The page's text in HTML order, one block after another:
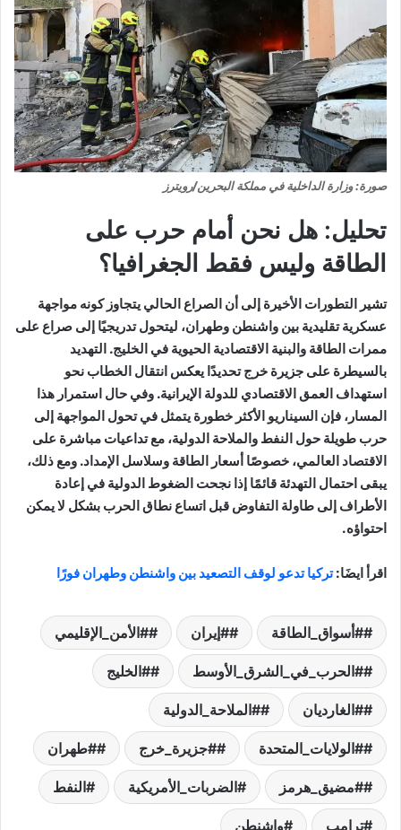
صورة: وزارة الداخلية في مملكة البحرين/رويترز
تحليل: هل نحن أمام حرب على
الطاقة وليس فقط الجغرافيا؟
تشير التطورات الأخيرة إلى أن الصراع الحالي يتجاوز كونه مواجهة
عسكرية تقليدية بين واشنطن وطهران، ليتحول تدريجيًا إلى صراع على
ممرات الطاقة والبنية الاقتصادية الحيوية في الخليج. التهديد
بالسيطرة على جزيرة خرج تحديدًا يعكس انتقال الخطاب نحو
استهداف العمق الاقتصادي للدولة الإيرانية. وفي حال استمرار هذا
المسار، فإن السيناريو الأكثر خطورة يتمثل في تحول المواجهة إلى
حرب طويلة حول النفط والملاحة الدولية، مع تداعيات مباشرة على
الاقتصاد العالمي، خصوصًا أسعار الطاقة وسلاسل الإمداد. ومع ذلك،
يبقى احتمال التهدئة قائمًا إذا نجحت الضغوط الدولية في إعادة
الأطراف إلى طاولة التفاوض قبل اتساع نطاق الحرب بشكل لا يمكن
احتواؤه.
اقرأ ايضَا:تركيا تدعو لوقف التصعيد بين واشنطن وطهران فورًا
#أسواق_الطاقة #إيران #الأمن_الإقليمي
#الحرب_في_الشرق_الأوسط #الخليج
#الغارديان #الملاحة_الدولية
#الولايات_المتحدة #جزيرة_خرج #طهران
#مضيق_هرمز الضربات_الأمريكية النفط
ترامب واشنطن